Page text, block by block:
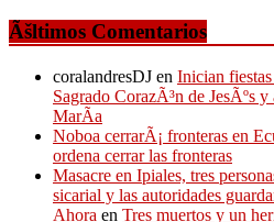
Ãšltimos Comentarios
coralandresDJ en Inician
Sagrado CorazÃ³n de JesÃºs
MarÃ­a
Noboa cerrarÃ¡ fronteras en
ordena cerrar las fronteras
Masacre en Ipiales, tres
sicarial y las autoridades
Ahora en Tres muertos y un